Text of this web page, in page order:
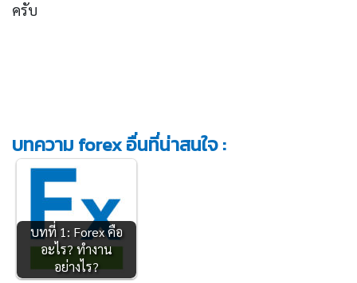
ครับ
บทความ forex อื่นที่น่าสนใจ :
บทที่ 1: Forex คือ
อะไร? ทำงาน
อย่างไร?